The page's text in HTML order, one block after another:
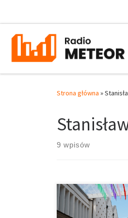
Strona główna »
9 wpisów
Kacper Nowicki to